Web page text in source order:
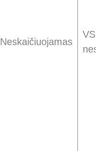
Neskaičiuojamas
VSDĮ